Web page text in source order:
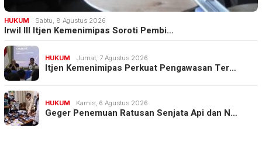
HUKUM Sabtu, 8 Agustus 2026
Irwil III Itjen Kemenimipas Soroti Pembi…
HUKUM Jumat, 7 Agustus 2026
Itjen Kemenimipas Perkuat Pengawasan Ter…
HUKUM Kamis, 6 Agustus 2026
Geger Penemuan Ratusan Senjata Api dan N…